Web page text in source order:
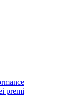
premi